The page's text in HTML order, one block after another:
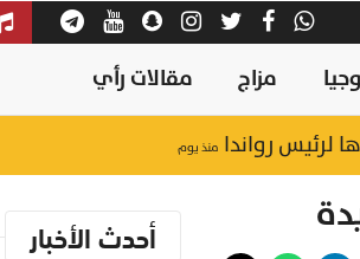
مزاج مقالات رأي
لرئيس رواندا منذ يوم
أحدث الأخبار